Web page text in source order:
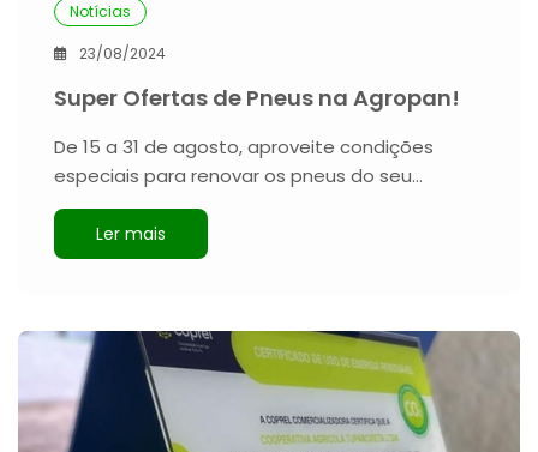
Notícias
23/08/2024
Super Ofertas de Pneus na Agropan!
De 15 a 31 de agosto, aproveite condições
especiais para renovar os pneus do seu…
Ler mais